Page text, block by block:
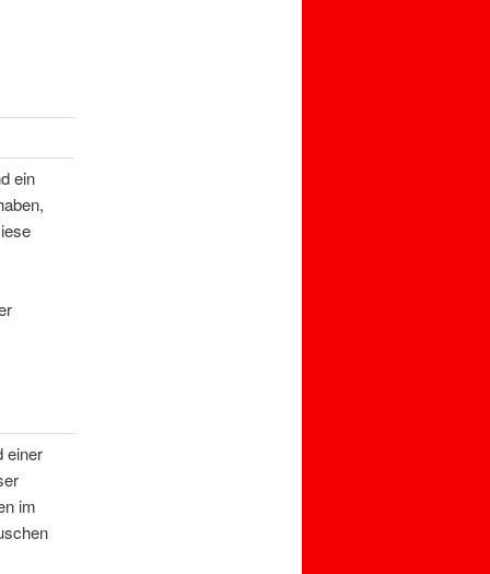
ein
einer
im